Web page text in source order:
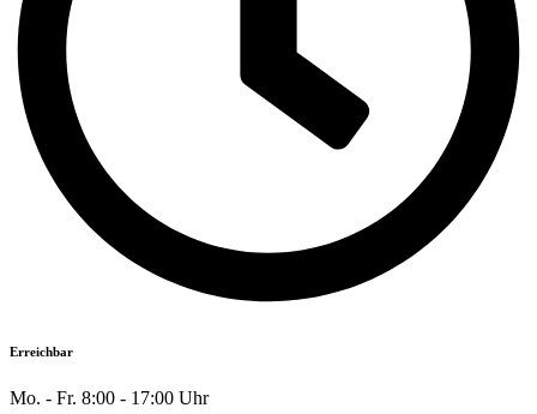
Erreichbar
Mo. - Fr. 8:00 - 17:00 Uhr